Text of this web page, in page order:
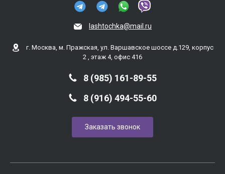
lashtochka@mail.ru
г. Москва, м. Пражская, ул. Варшавское шоссе д.129, корпус
2 , этаж 4, офис 416
8 (985) 161-89-55
8 (916) 494-55-60
Заказать звонок